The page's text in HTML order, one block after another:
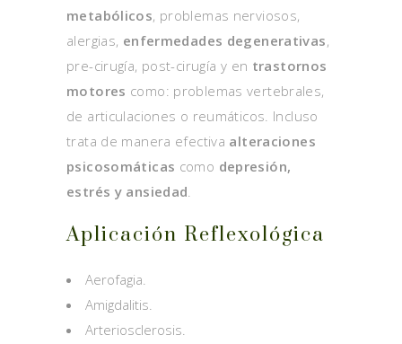
metabólicos, problemas nerviosos,
alergias, enfermedades degenerativas,
pre-cirugía, post-cirugía y en trastornos
motores como: problemas vertebrales,
de articulaciones o reumáticos. Incluso
trata de manera efectiva alteraciones
psicosomáticas como depresión,
estrés y ansiedad
Aplicación Reflexológica
Aerofagia.
Amigdalitis.
Arteriosclerosis.